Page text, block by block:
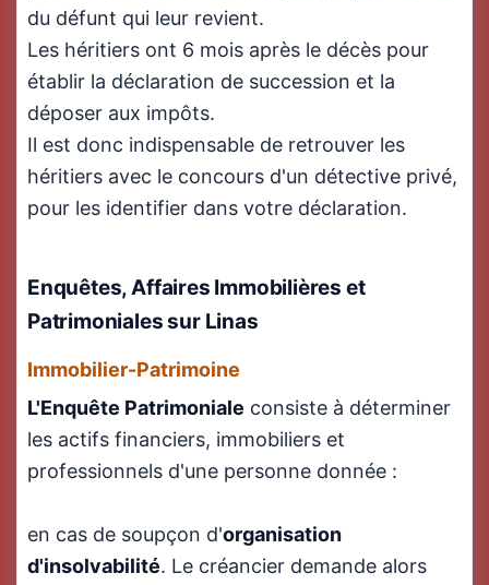
du défunt qui leur revient.
Les héritiers ont 6 mois après le décès pour
établir la déclaration de succession et la
déposer aux impôts.
Il est donc indispensable de retrouver les
héritiers avec le concours d'un détective privé,
pour les identifier dans votre déclaration.
Enquêtes, Affaires Immobilières et
Patrimoniales sur Linas
Immobilier-Patrimoine
L'Enquête Patrimoniale consiste à déterminer
les actifs financiers, immobiliers et
professionnels d'une personne donnée :
en cas de soupçon d'organisation
d'insolvabilité. Le créancier demande alors